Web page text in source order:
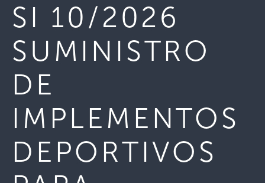
SI 10/2026
SUMINISTRO
DE
IMPLEMENTOS
DEPORTIVOS